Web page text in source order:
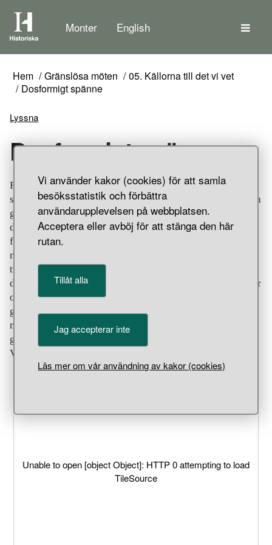
Vi använder kakor (cookies) för att samla
besöksstatistik och förbättra
användarupplevelsen på webbplatsen.
Acceptera eller avböj för att stänga den här
rutan.
Tillåt alla
Jag accepterar inte
Läs mer om vår användning av kakor (cookies)
Monter English
Hem Gränslösa möten
05. Källorna till det vi vet
Dosformigt spänne
Lyssna
Dosformigt spänne
Förgyllt dosspänne av brons. Rikt ornerad med dekor i
silverplätering, niello, pålödda guldbleck med filigran och
granulation. Sidorna pryds av skandinavisk
djurornamentik, utförd i karvsnittsteknik och avdelas av
fyra silverpläterade toppiga "stolpar" med
nielloornamentik. Längs över- och underkanterna löper
två repstavar i olika utförande. Locket är försett med fyra
djurhuvudsliknande knoppar vilka sammanstrålar i en stor
och tillika ornerad mittknopp som försetts med en röd
granat. I fälten mellan djurhuvudknopparna sitter fyra
mustaschprydda så kallade ansiktsmasker, utförda i
guldgranulation. Lösfynd i en åker vid Nygårds,
Västerhejde socken, Gotland.
Unable to open [object Object]: HTTP 0 attempting to load
TileSource